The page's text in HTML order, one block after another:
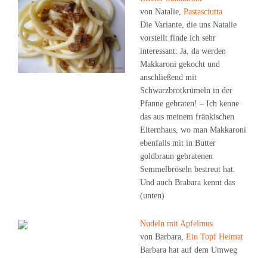
von Natalie, Pastasciutta
Die Variante, die uns Natalie
vorstellt finde ich sehr
interessant: Ja, da werden
Makkaroni gekocht und
anschließend mit
Schwarzbrotkrümeln in der
Pfanne gebraten! – Ich kenne
das aus meinem fränkischen
Elternhaus, wo man Makkaroni
ebenfalls mit in Butter
goldbraun gebratenen
Semmelbröseln bestreut hat.
Und auch Brabara kennt das
(unten)
Nudeln mit Apfelmus
von Barbara, Ein Topf Heimat
Barbara hat auf dem Umweg